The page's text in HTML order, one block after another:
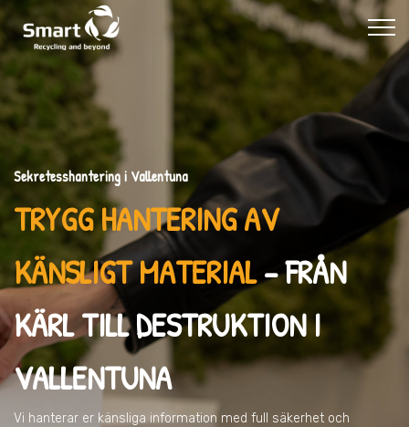
Sekretesshantering i Vallentuna
TRYGG HANTERING AV
KÄNSLIGT MATERIAL– FRÅN
KÄRL TILL DESTRUKTION I
VALLENTUNA
Vi hanterar er känsliga information med full säkerhet och